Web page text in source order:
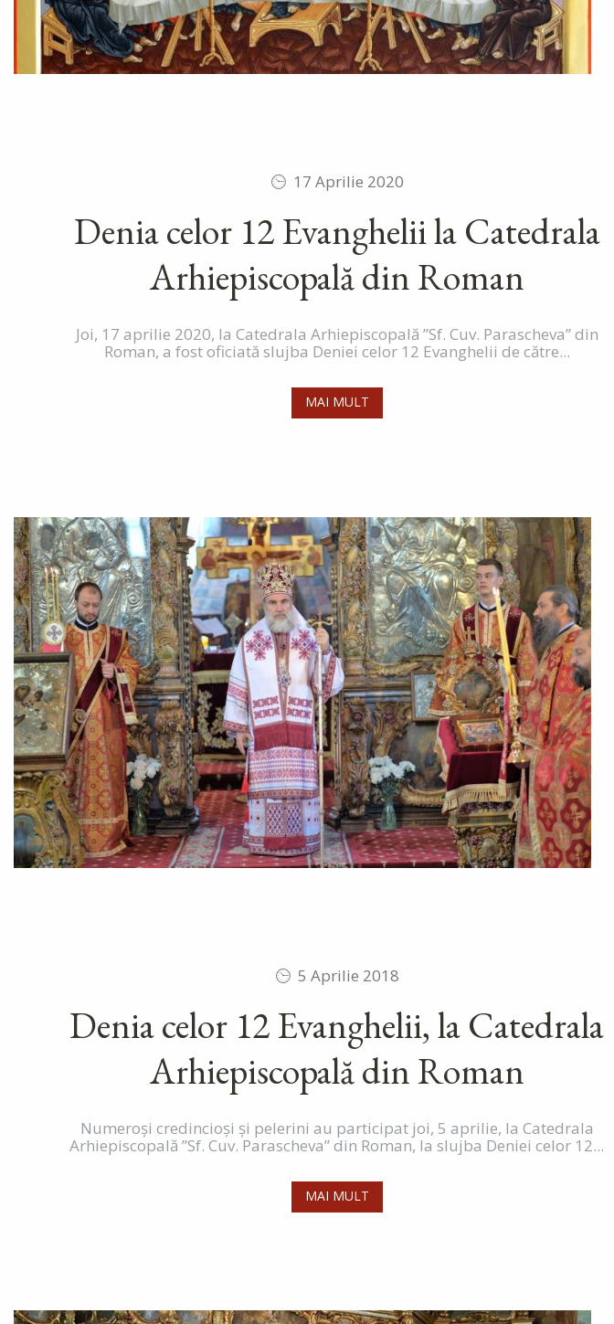
17 Aprilie 2020
Denia celor 12 Evanghelii la Catedrala
Arhiepiscopală din Roman
Joi, 17 aprilie 2020, la Catedrala Arhiepiscopală ”Sf. Cuv. Parascheva” din
Roman, a fost oficiată slujba Deniei celor 12 Evanghelii de către...
MAI MULT
5 Aprilie 2018
Denia celor 12 Evanghelii, la Catedrala
Arhiepiscopală din Roman
Numeroși credincioși și pelerini au participat joi, 5 aprilie, la Catedrala
Arhiepiscopală ”Sf. Cuv. Parascheva” din Roman, la slujba Deniei celor 12...
MAI MULT